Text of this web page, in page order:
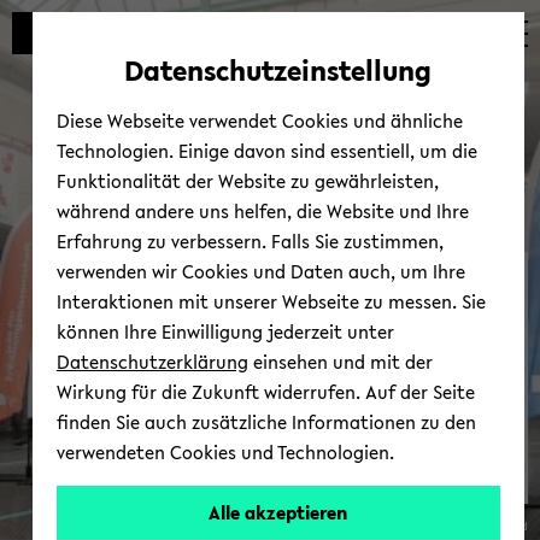
Automatische
vermeiden
zum
wechseln
zum
wechseln
zum
wechseln
Fa­kul­tä­ten der Uni­ver­si­
tät Bie­le­feld
© Uni­ver­si­tät Bie­le­feld
Datenschutzeinstellung
Diese Webseite verwendet Cookies und ähnliche
Technologien. Einige davon sind essentiell, um die
Funktionalität der Website zu gewährleisten,
während andere uns helfen, die Website und Ihre
Erfahrung zu verbessern. Falls Sie zustimmen,
verwenden wir Cookies und Daten auch, um Ihre
Interaktionen mit unserer Webseite zu messen. Sie
können Ihre Einwilligung jederzeit unter
Datenschutzerklärung einsehen und mit der
Wirkung für die Zukunft widerrufen. Auf der Seite
finden Sie auch zusätzliche Informationen zu den
verwendeten Cookies und Technologien.
Alle akzeptieren